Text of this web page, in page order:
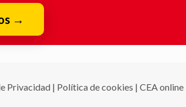
→
Privacidad | Política de cookies | CEA online